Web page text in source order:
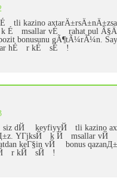
kazino
É™msallar vÉ™ rahat pul
bonusunu gÃ¶tÃ¼rÃ¼n.
hÉ™r kÉ™sÉ™!
dЙ™ keyfiyyЙ™tli kazino
YГјksЙ™k Й™msallar
keГ§in vЙ™ bonus
kЙ™sЙ™!